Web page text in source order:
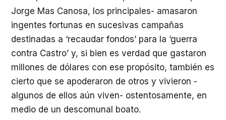
Jorge Mas Canosa, los principales- amasaron
ingentes fortunas en sucesivas campañas
destinadas a ‘recaudar fondos’ para la ‘guerra
contra Castro’ y, si bien es verdad que gastaron
millones de dólares con ese propósito, también es
cierto que se apoderaron de otros y vivieron -
algunos de ellos aún viven- ostentosamente, en
medio de un descomunal boato.